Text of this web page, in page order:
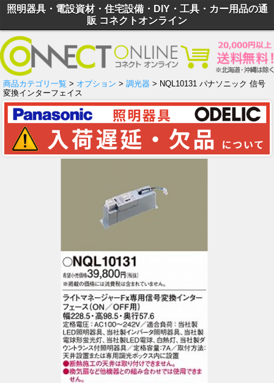
照明器具・電設資材・住宅設備・DIY・工具・カー用品の通
販 コネクトオンライン
商品カテゴリ一覧 > オプション > 調光器 > NQL10131 パナソニック 信号
変換インターフェイス